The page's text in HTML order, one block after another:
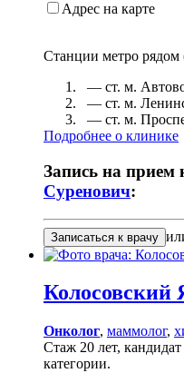
Адрес на карте
Станции метро рядом
— ст. м.
— ст. м.
— ст. м.
Подробнее о клинике
Запись на
Суренович:
Записаться к врачу
Колосовский
Онколог, маммолог,
Стаж 20 лет,
категории.